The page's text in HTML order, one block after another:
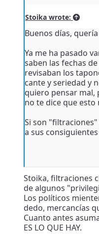
Stoika wrote:
Buenos días,
Ya me ha pasado
saben las fechas
revisaban los
cante y seriedad y
quiero pensar mal,
no te dice que esto
Si son
a sus
Stoika, filtraciones
de algunos
Los políticos
dedo, mercancías
Cuanto antes
ES LO QUE HAY.